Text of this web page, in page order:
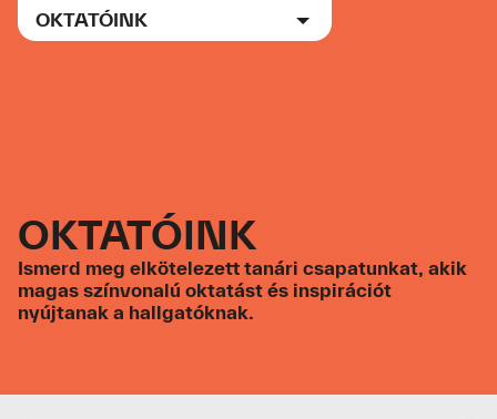
Menu
PORTFÓLIÓ
AKTUALITÁSOK
Partnereink
Kapcsolat
OKTATÓINK
OKTATÓINK
Ismerd meg elkötelezett tanári csapatunkat, akik
magas színvonalú oktatást és inspirációt
nyújtanak a hallgatóknak.